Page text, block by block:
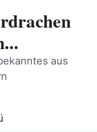
aus